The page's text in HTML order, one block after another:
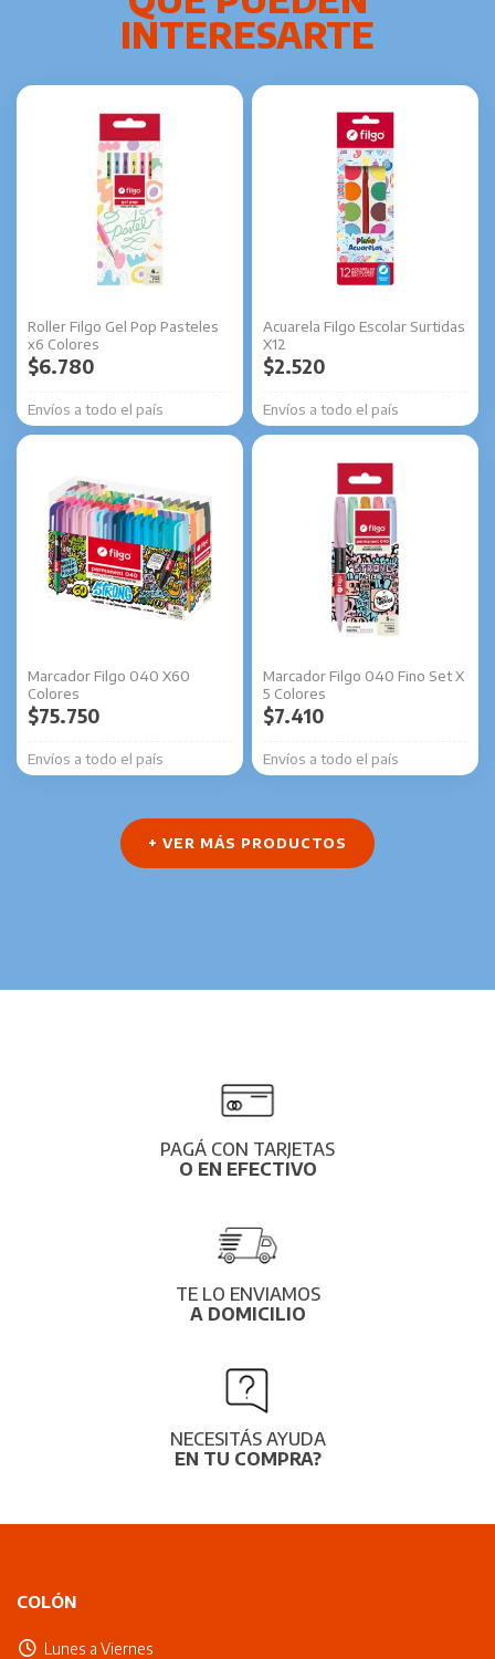
Roller Filgo Gel Pop Pasteles
x6 Colores
Envíos a todo el país
$6.780
Acuarela Filgo Escolar Surtidas
X12
Envíos a todo el país
$2.520
Marcador Filgo 040 X60
Colores
Envíos a todo el país
$75.750
Marcador Filgo 040 Fino Set X
5 Colores
Envíos a todo el país
$7.410
+ VER MÁS PRODUCTOS
PAGÁ CON TARJETAS
O EN EFECTIVO
TE LO ENVIAMOS
A DOMICILIO
NECESITÁS AYUDA
EN TU COMPRA?
COLÓN
Lunes a Viernes